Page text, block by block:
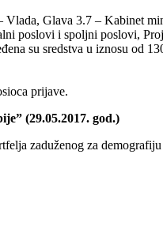
Glava 3.7 – Kabinet
poslovi i spoljni poslovi,
su sredstva u iznosu od
prijave.
(29.05.2017. god.)
zaduženog za